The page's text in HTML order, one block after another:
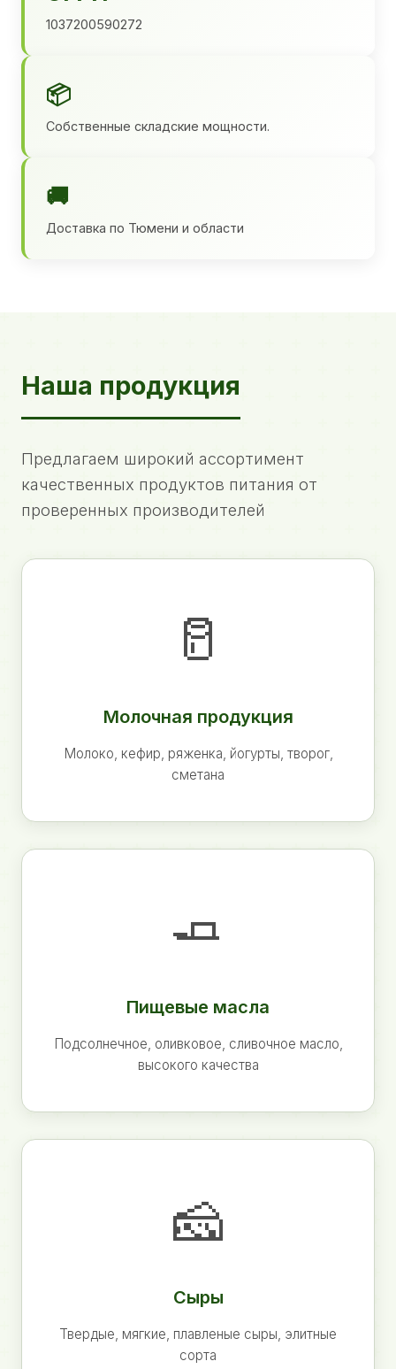
1037200590272
📦
Собственные складские мощности.
🚚
Доставка по Тюмени и области
Наша продукция
Предлагаем широкий ассортимент
качественных продуктов питания от
проверенных производителей
🥛
Молочная продукция
Молоко, кефир, ряженка, йогурты, творог,
сметана
🧈
Пищевые масла
Подсолнечное, оливковое, сливочное масло,
высокого качества
🧀
Сыры
Твердые, мягкие, плавленые сыры, элитные
сорта